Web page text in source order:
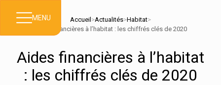
MENU Accueil >Actualités>Habitat>
Aides financières à l’habitat : les chiffrés clés de 2020
Aides financières à l’habitat
: les chiffrés clés de 2020